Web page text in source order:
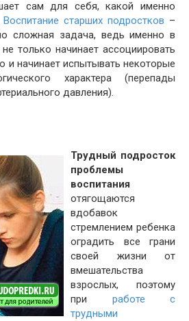
сам для себя, какой именно
Воспитание старших подростков –
сложная задача, ведь именно в
только начинает ассоциировать
и начинает испытывать некоторые
характера (перепады
давления).
Трудный подросток
проблемы
воспитания
отягощаются
вдобавок
стремлением ребенка
оградить все грани
своей жизни от
вмешательства
взрослых, поэтому
при работе с
трудными